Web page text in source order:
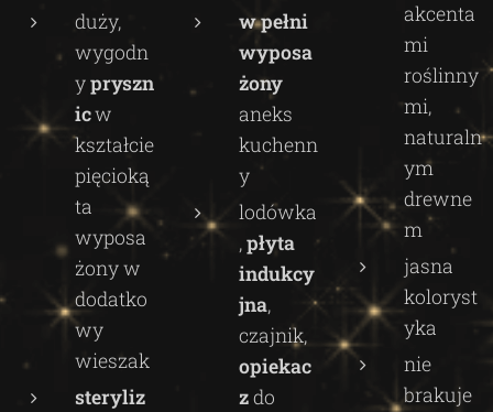
duży,
wygodn
ypryszn
icw
kształcie
pięcioką
ta
wyposa
żony w
dodatko
wy
wieszak
steryliz
w pełni
wyposa
żony
aneks
kuchenn
y
lodówka
,płyta
indukcy
jna,
czajnik,
opiekac
zdo
akcenta
mi
roślinny
mi,
naturaln
ym
drewne
m
jasna
koloryst
yka
nie
brakuje